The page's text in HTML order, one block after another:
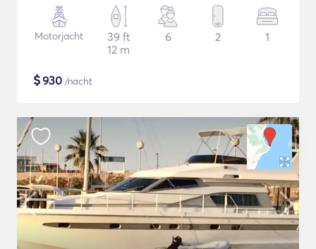
Motorjacht
39 ft
12 m
6 2 1
$930 /nacht